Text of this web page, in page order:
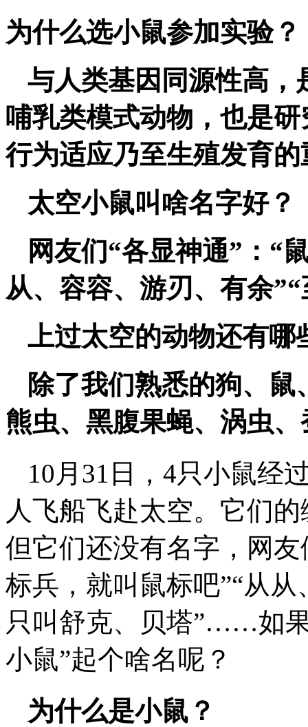
为什么选小鼠参加实验？
与人类基因同源性高，
哺乳类模式动物，也是
行为适应乃至生殖发育
太空小鼠叫啥名字好？
网友们“各显神通”：“
从、容容、游刃、有余
上过太空的动物还有哪
除了我们熟悉的狗、
熊虫、黑腹果蝇、涡虫
10月31日，4只小鼠经
人飞船飞赴太空。它们
但它们还没有名字，网
标兵，就叫鼠标吧”“从
只叫舒克、贝塔”……如
小鼠”起个啥名呢？
为什么是小鼠？